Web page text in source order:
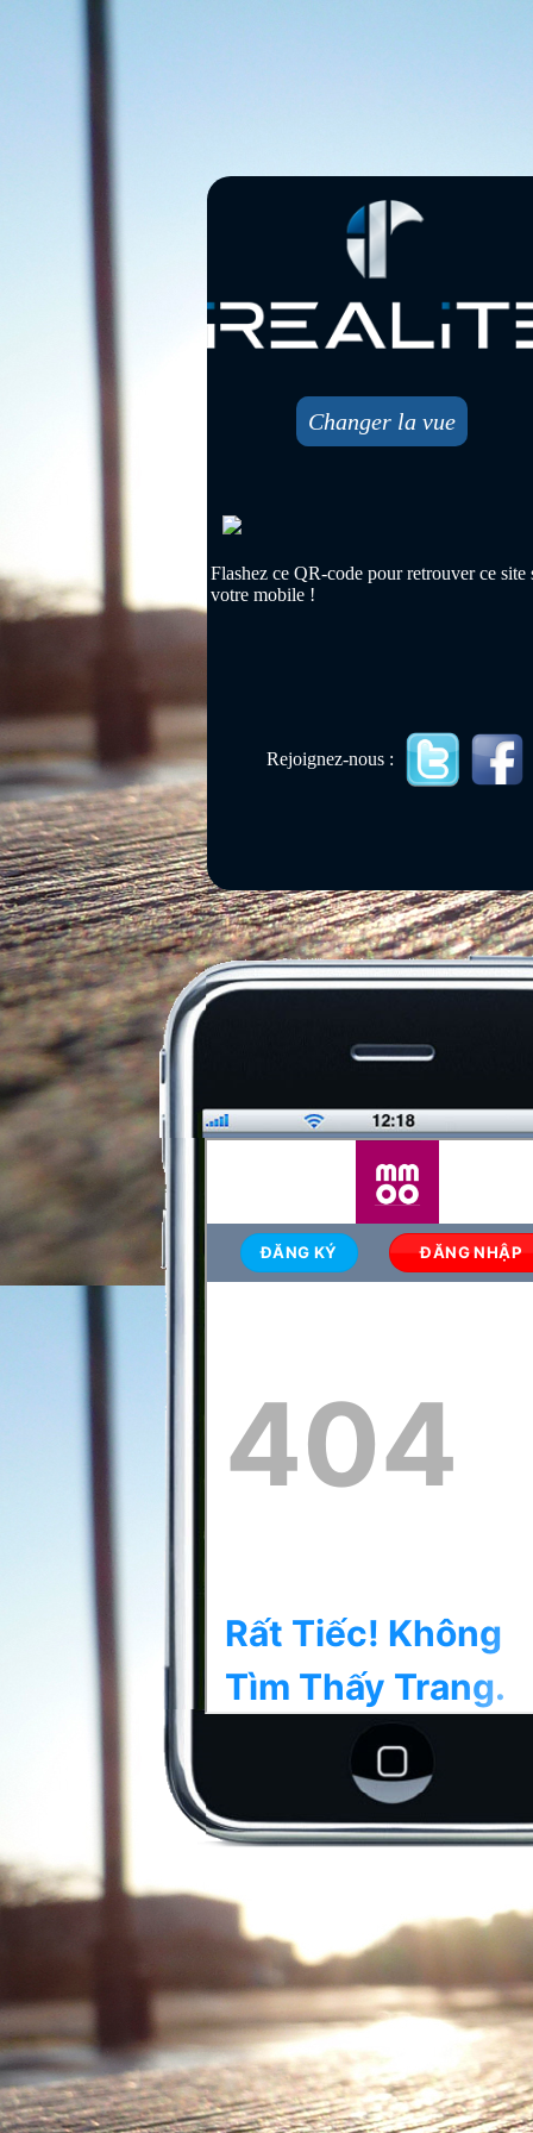
Changer la vue
Flashez ce QR-code pour retrouver ce site
votre mobile !
Rejoignez-nous :